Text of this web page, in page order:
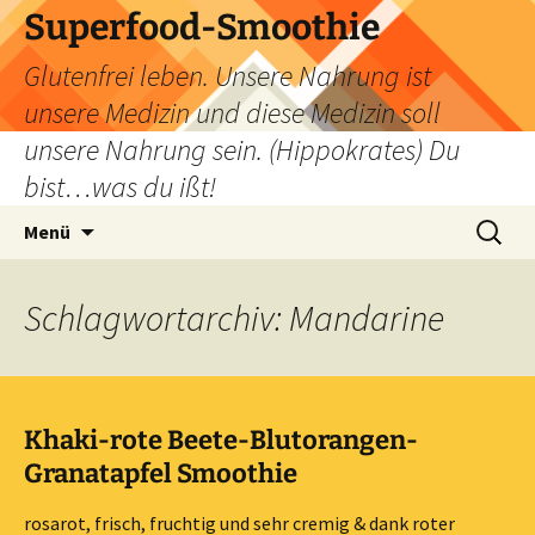
Zum
Inhalt
springen
Superfood-Smoothie
Glutenfrei leben. Unsere Nahrung ist
unsere Medizin und diese Medizin soll
unsere Nahrung sein. (Hippokrates) Du
bist…was du ißt!
Menü
Suchen
nach:
Schlagwortarchiv: Mandarine
Khaki-rote Beete-Blutorangen-
Granatapfel Smoothie
rosarot, frisch, fruchtig und sehr cremig & dank roter